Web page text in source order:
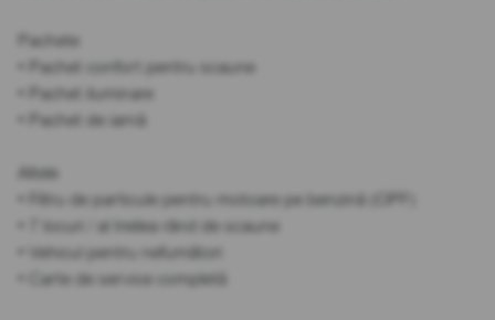
Pachete
• Pachet confort pentru scaune
• Pachet iluminare
• Pachet de iarnă
Altele
• Filtru de particule pentru motoare pe benzină (OPF)
• 7 locuri / al treilea rând de scaune
• Vehicul pentru nefumători
• Carte de service completă